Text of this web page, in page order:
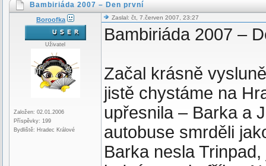
Bambiriáda 2007 – Den první
Boroofka
Uživatel
Založen: 02.01.2006
Příspěvky: 199
Bydliště: Hradec Králové
Zaslal: čt, 7.červen 2007, 23:27
Bambiriáda 2007 –
Začal krásně
jistě chystáme na
upřesnila – Barka a
autobuse smrděli
Barka nesla